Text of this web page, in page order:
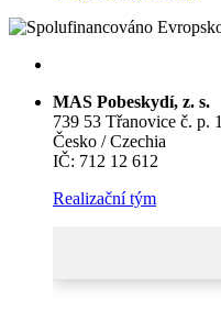
MAS Pobeskydí, z. s.
739 53 Třanovice č. p. 1
Česko / Czechia
IČ: 712 12 612
Realizační tým